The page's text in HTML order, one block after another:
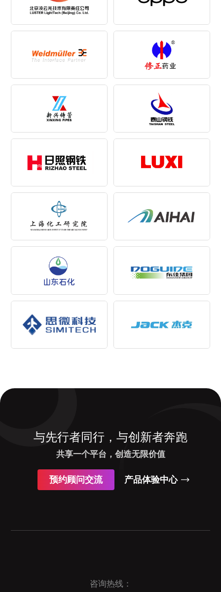
与先行者同行，与创新者奔跑
共享一个平台，创造无限价值
预约顾问交流 产品体验中心
咨询热线：